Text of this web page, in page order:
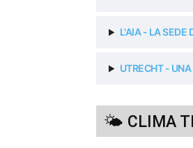
L'AIA - LA SEDE
UTRECHT -
🌤 CLIMA